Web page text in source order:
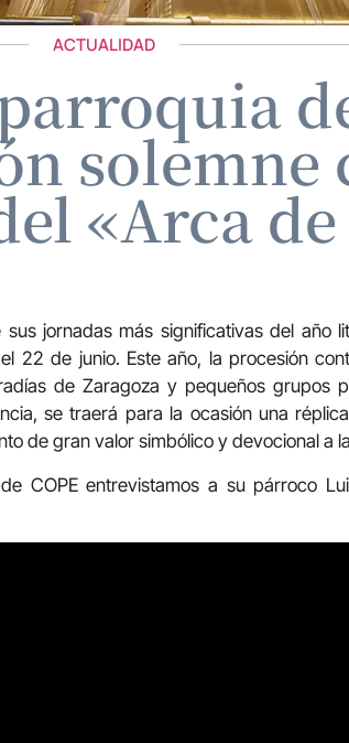
ACTUALIDAD
solemne
«Arca
jornadas más significativas del año
22 de junio. Este año, la procesión
de Zaragoza y pequeños grupos
se traerá para la ocasión una
de gran valor simbólico y devocional a
COPE entrevistamos a su párroco